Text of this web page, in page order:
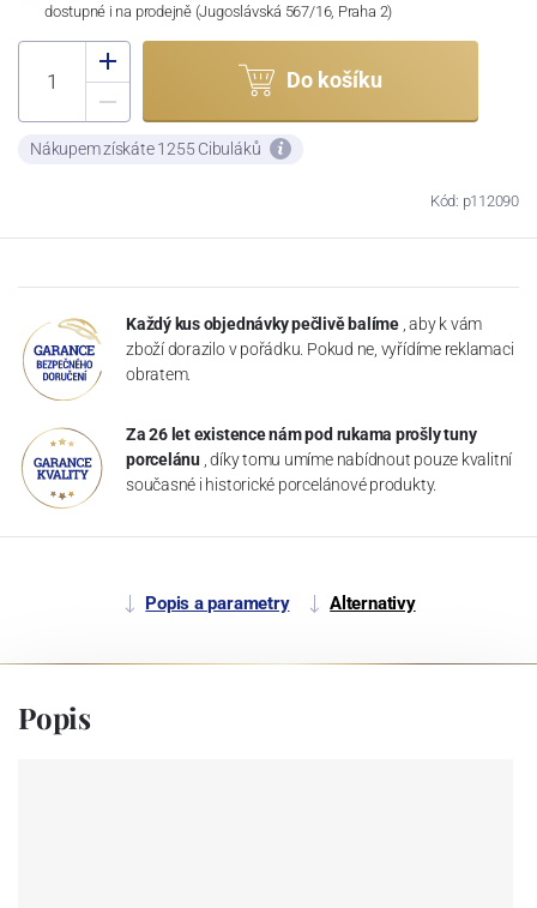
dostupné i na prodejně (Jugoslávská 567/16, Praha 2)
Do košíku
Nákupem získáte 1255 Cibuláků
Kód: p112090
Každý kus objednávky pečlivě balíme , aby k vám
zboží dorazilo v pořádku. Pokud ne, vyřídíme reklamaci
obratem.
Za 26 let existence nám pod rukama prošly tuny
porcelánu , díky tomu umíme nabídnout pouze kvalitní
současné i historické porcelánové produkty.
Popis a parametry Alternativy
Popis